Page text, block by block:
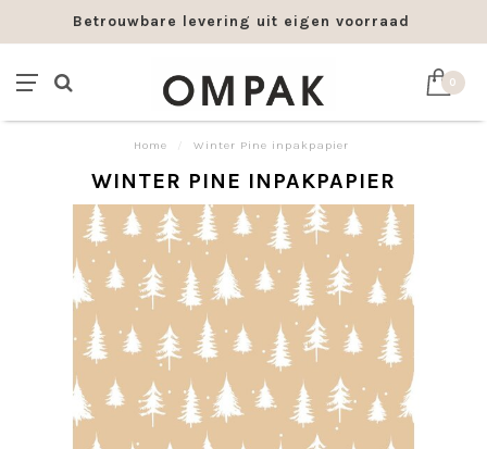
Betrouwbare levering uit eigen voorraad
0
Home Winter Pine inpakpapier
WINTER PINE INPAKPAPIER